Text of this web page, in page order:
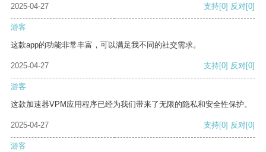
2025-04-27 支持[0] 反对[0]
游客
这款app的功能非常丰富，可以满足我不同的社交需求。
2025-04-27 支持[0] 反对[0]
游客
这款加速器VPM应用程序已经为我们带来了无限的隐私和安全性保护。
2025-04-27 支持[0] 反对[0]
游客